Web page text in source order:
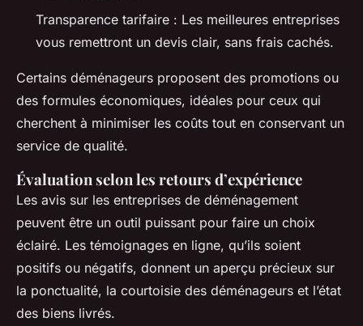
Transparence tarifaire : Les meilleures entreprises
vous remettront un devis clair, sans frais cachés.
Certains déménageurs proposent des promotions ou
des formules économiques, idéales pour ceux qui
cherchent à minimiser les coûts tout en conservant un
service de qualité.
Évaluation selon les retours d’expérience
Les avis sur les entreprises de déménagement
peuvent être un outil puissant pour faire un choix
éclairé. Les témoignages en ligne, qu’ils soient
positifs ou négatifs, donnent un aperçu précieux sur
la ponctualité, la courtoisie des déménageurs et l’état
des biens livrés.